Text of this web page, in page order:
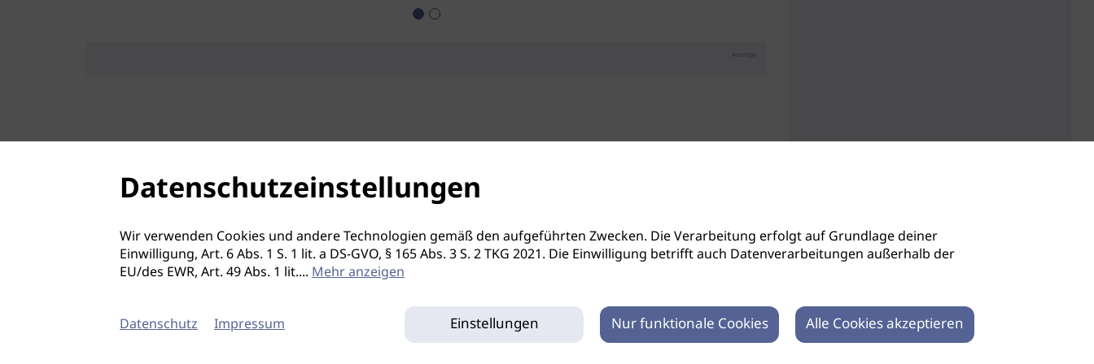
Anzeige
Datenschutzeinstellungen
Wir verwenden Cookies und andere Technologien gemäß den aufgeführten Zwecken. Die Verarbeitung erfolgt auf Grundlage deiner
Einwilligung, Art. 6 Abs. 1 S. 1 lit. a DS-GVO, § 165 Abs. 3 S. 2 TKG 2021. Die Einwilligung betrifft auch Datenverarbeitungen außerhalb der
EU/des EWR, Art. 49 Abs. 1 lit.... Mehr anzeigen
Datenschutz Impressum Einstellungen Nur funktionale Cookies Alle Cookies akzeptieren